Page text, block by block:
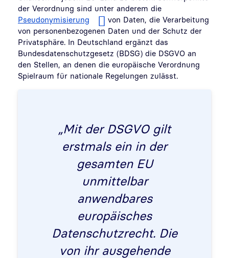
der Verordnung sind unter anderem die
Pseudonymisierung
von Daten, die Verarbeitung
von personenbezogenen Daten und der Schutz der
Privatsphäre. In Deutschland ergänzt das
Bundesdatenschutzgesetz (BDSG) die DSGVO an
den Stellen, an denen die europäische Verordnung
Spielraum für nationale Regelungen zulässt.
„Mit der DSGVO gilt
erstmals ein in der
gesamten EU
unmittelbar
anwendbares
europäisches
Datenschutzrecht. Die
von ihr ausgehende